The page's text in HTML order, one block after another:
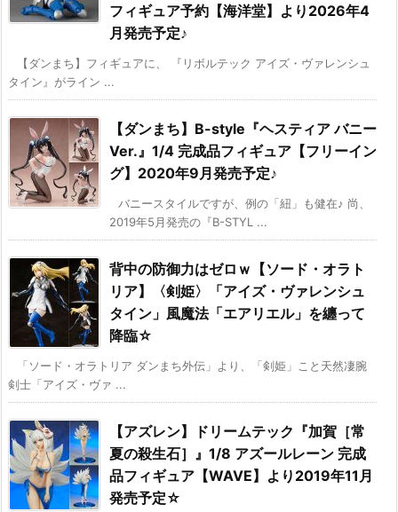
フィギュア予約【海洋堂】より2026年4
月発売予定♪
【ダンまち】フィギュアに、 『リボルテック アイズ・ヴァレンシュ
タイン』がライン ...
【ダンまち】B-style『ヘスティア バニー
Ver.』1/4 完成品フィギュア【フリーイン
グ】2020年9月発売予定♪
バニースタイルですが、例の「紐」も健在♪ 尚、
2019年5月発売の『B-STYL ...
背中の防御力はゼロｗ【ソード・オラト
リア】〈剣姫〉「アイズ・ヴァレンシュ
タイン」風魔法「エアリエル」を纏って
降臨☆
「ソード・オラトリア ダンまち外伝」より、「剣姫」こと天然凄腕
剣士「アイズ・ヴァ ...
【アズレン】ドリームテック『加賀［常
夏の殺生石］』1/8 アズールレーン 完成
品フィギュア【WAVE】より2019年11月
発売予定☆